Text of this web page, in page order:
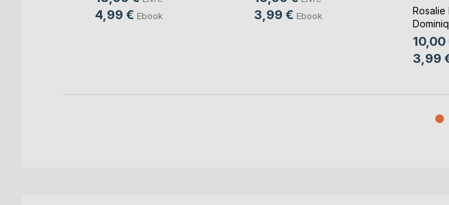
4,99 € Ebook 3,99 € Ebook Rosalie
10,00
3,99